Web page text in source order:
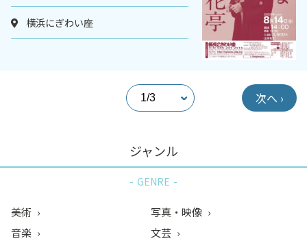
横浜にぎわい座
次へ ›
ジャンル
GENRE
美術
音楽
写真・映像
文芸